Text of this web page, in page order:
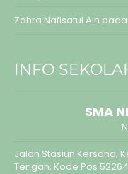
Zahra Nafisatul Ain pada
INFO
SMA
Jalan Stasiun Kersana,
Tengah, Kode Pos 52264